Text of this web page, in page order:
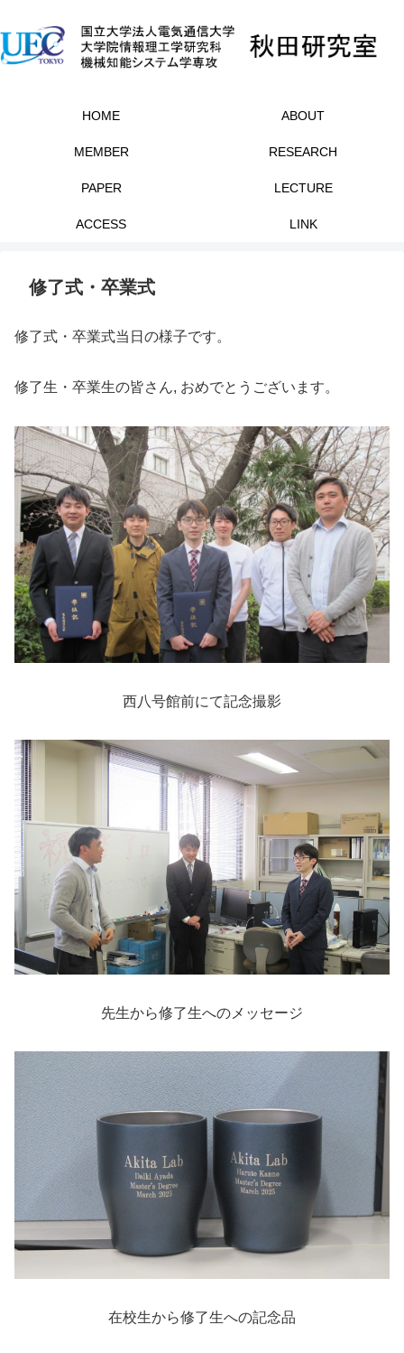
HOME ABOUT
MEMBER RESEARCH
PAPER LECTURE
ACCESS LINK
修了式・卒業式
修了式・卒業式当日の様子です。
修了生・卒業生の皆さん, おめでとうございます。
西八号館前にて記念撮影
先生から修了生へのメッセージ
在校生から修了生への記念品